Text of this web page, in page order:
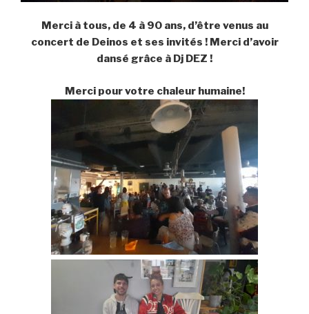
Merci à tous, de 4 à 90 ans, d’être venus au
concert de Deinos et ses invités ! Merci d’avoir
dansé grâce à Dj DEZ !
Merci pour votre chaleur humaine!